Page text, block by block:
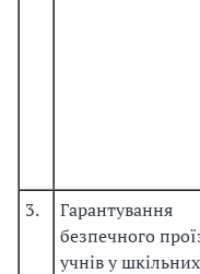
3.
Гарантування
безпечного
учнів у шкільних